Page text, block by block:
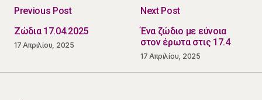
Previous Post
Ζώδια 17.04.2025
17 Απριλίου, 2025
Next Post
Ένα ζώδιο με εύνοια
στον έρωτα στις 17.4
17 Απριλίου, 2025